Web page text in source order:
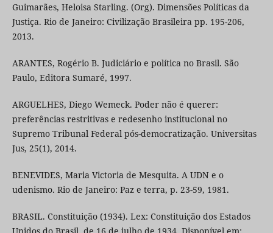
Guimarães, Heloisa Starling. (Org). Dimensões Políticas da
Justiça. Rio de Janeiro: Civilização Brasileira pp. 195-206,
2013.
ARANTES, Rogério B. Judiciário e política no Brasil. São
Paulo, Editora Sumaré, 1997.
ARGUELHES, Diego Wemeck. Poder não é querer:
preferências restritivas e redesenho institucional no
Supremo Tribunal Federal pós-democratização. Universitas
Jus, 25(1), 2014.
BENEVIDES, Maria Victoria de Mesquita. A UDN e o
udenismo. Rio de Janeiro: Paz e terra, p. 23-59, 1981.
BRASIL. Constituição (1934). Lex: Constituição dos Estados